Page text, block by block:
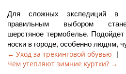
Для сложных экспедиций в
правильным выбором
шерстяное термобелье.
← Уход за трекинговой обувью |
Чем утепляют зимние куртки? →